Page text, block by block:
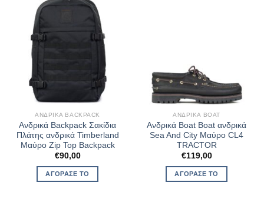
ΑΝΔΡΙΚΆ BACKPACK
Ανδρικά Backpack Σακίδια
Πλάτης ανδρικά Timberland
Μαύρο Zip Top Backpack
€90,00
ΑΓΌΡΑΣΈ ΤΟ
ΑΝΔΡΙΚΆ BOAT
Ανδρικά Boat Boat ανδρικά
Sea And City Μαύρο CL4
TRACTOR
€119,00
ΑΓΌΡΑΣΈ ΤΟ